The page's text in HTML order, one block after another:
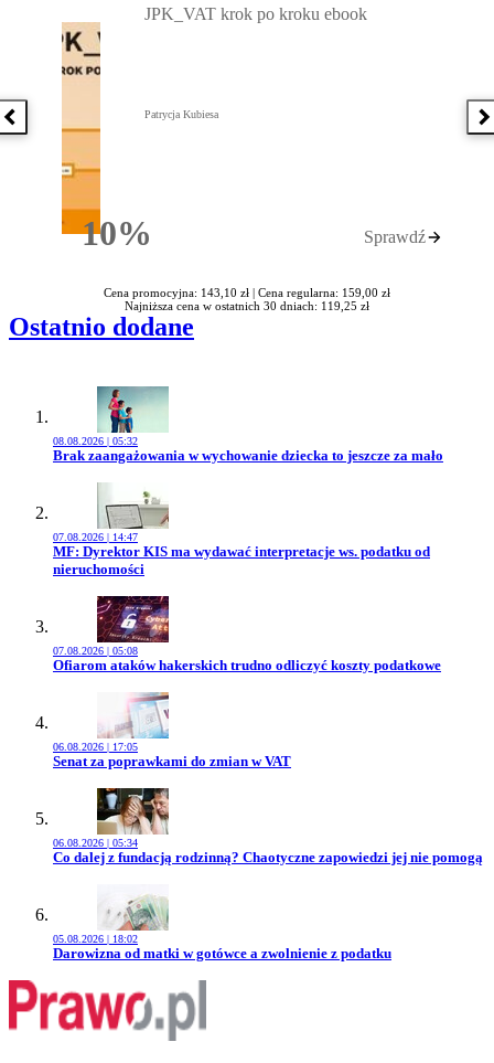
Poprzednia książka
10%Rabatu
JPK_VAT krok po kroku ebook
Patrycja Kubiesa
Sprawdź
Cena promocyjna: 143,10 zł | Cena regularna: 159,00 zł
Najniższa cena w ostatnich 30 dniach: 119,25 zł
Ostatnio dodane
08.08.2026 | 05:32
Przejdź do artykułu:
Brak zaangażowania w wychowanie dziecka to jeszcze za mało
07.08.2026 | 14:47
Przejdź do artykułu:
MF: Dyrektor KIS ma wydawać interpretacje ws. podatku od
nieruchomości
07.08.2026 | 05:08
Przejdź do artykułu:
Ofiarom ataków hakerskich trudno odliczyć koszty podatkowe
06.08.2026 | 17:05
Przejdź do artykułu:
Senat za poprawkami do zmian w VAT
06.08.2026 | 05:34
Przejdź do artykułu:
Co dalej z fundacją rodzinną? Chaotyczne zapowiedzi jej nie pomogą
05.08.2026 | 18:02
Przejdź do artykułu:
Darowizna od matki w gotówce a zwolnienie z podatku